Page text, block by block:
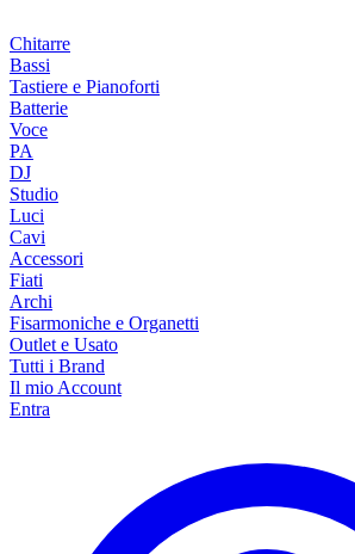
Chitarre
Bassi
Tastiere e Pianoforti
Batterie
Voce
PA
DJ
Studio
Luci
Cavi
Accessori
Fiati
Archi
Fisarmoniche e Organetti
Outlet e Usato
Tutti i Brand
Il mio Account
Entra